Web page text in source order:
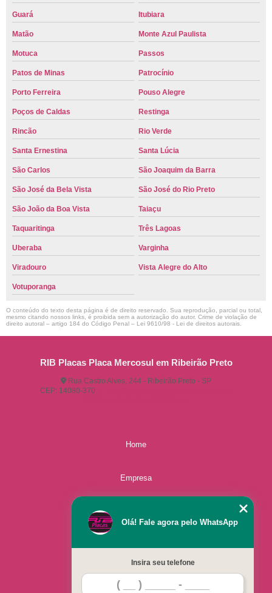
Guará Itubiara
Matão Monte Azul Paulista
Motuca Passos
Patos de Minas Patrocínio
Porto Ferreira Pouso Alegre
Poços de Caldas Restinga
Rincão Rio Verde
Santa Ernestina Santa Lúcia
São Carlos São Joaquim da Barra
São José da Bela Vista São José do Rio Preto
São João da Boa Vista Taiaçu
Taquaritinga Três Lagoas
Uberaba Varginha
Viradouro Vista Alegre do Alto
Votuporanga
O conteúdo do texto desta página é de direito reservado. Sua reprodução, parcial ou total,
mesmo citando nossos links, é proibida sem a autorização do autor. Crime de violação de
direito autoral – artigo 184 do Código Penal – Lei 9610/98 - Lei de direitos autorais
RIB Placas Placa Mercosul em Ribeirão Preto
Rua Castro Alves, 244 - Ribeirão Preto - SP
CEP: 14080-370
Home
Empresa
Contato
Olá! Fale agora pelo WhatsApp
Insira seu telefone